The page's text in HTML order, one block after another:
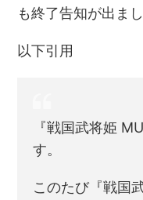
も終了告知が出まし
以下引用
『戦国武将姫
す。
このたび『戦国